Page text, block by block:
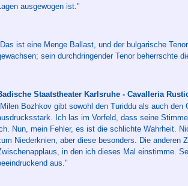
ausgewogen ist."
ist eine Menge Ballast, und der bulgarische
sein durchdringender Tenor beherrschte
Staatstheater Karlsruhe - Cavalleria
Bozhkov gibt sowohl den Turiddu als auch
Ich las im Vorfeld, dass seine
Nun, mein Fehler, es ist die schlichte Wahrheit.
Niederknien, aber diese besonders. Die anderen
in den ich dieses Mal einstimme.
aus."